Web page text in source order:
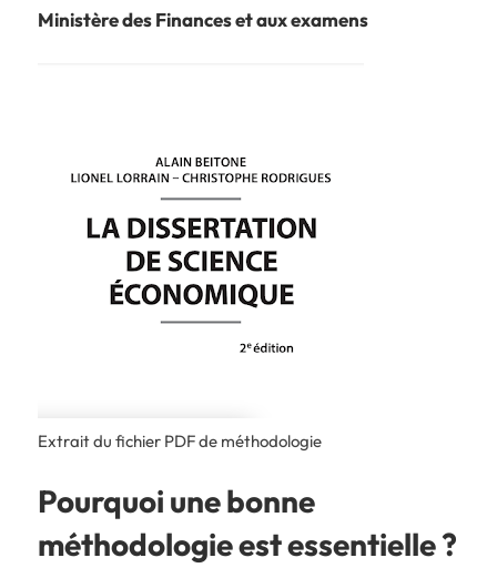
Ministère des Finances et aux examens
Extrait du fichier PDF de méthodologie
Pourquoi une bonne
méthodologie est essentielle ?